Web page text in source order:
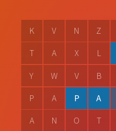
K V N Z
T
A X L
Y
W V B
P
A P A
A
N O T